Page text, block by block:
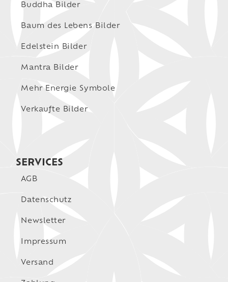
Buddha Bilder
Baum des Lebens Bilder
Edelstein Bilder
Mantra Bilder
Mehr Energie Symbole
Verkaufte Bilder
SERVICES
AGB
Datenschutz
Newsletter
Impressum
Versand